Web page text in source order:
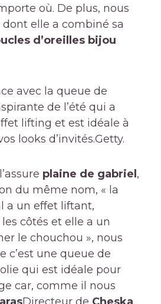
où. De plus, nous
elle a combiné sa
d’oreilles bijou
avec la queue de
de l’été qui a
lifting et est idéale à
looks d’invités.Getty.
plaine de gabriel ,
du même nom, « la
a un effet liftant,
côtés et elle a un
le chouchou », nous
c’est une queue de
qui est idéale pour
car, comme il nous